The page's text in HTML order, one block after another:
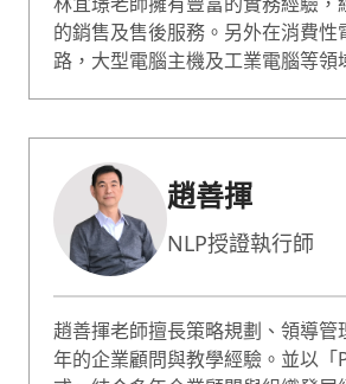
表情帶動學員的學習動機與參與度
的銷售及售後服務。另外在消費性
路，大型電腦主機及工業電腦等領
耳目一新的啓發。 而老師所主持
是從「解題」出發。林宜璟老師以
及教學經驗，將課程緊密連結到工
實，但絕不空談學理，在課堂上精
激盪自己與學員思想的火花，成為
解決、績效管理、銷售技巧、溝通
趙善揮
NLP授證執行師
趙善揮老師擅長策略規劃、領導管
年的企業顧問與教學經驗。並以「